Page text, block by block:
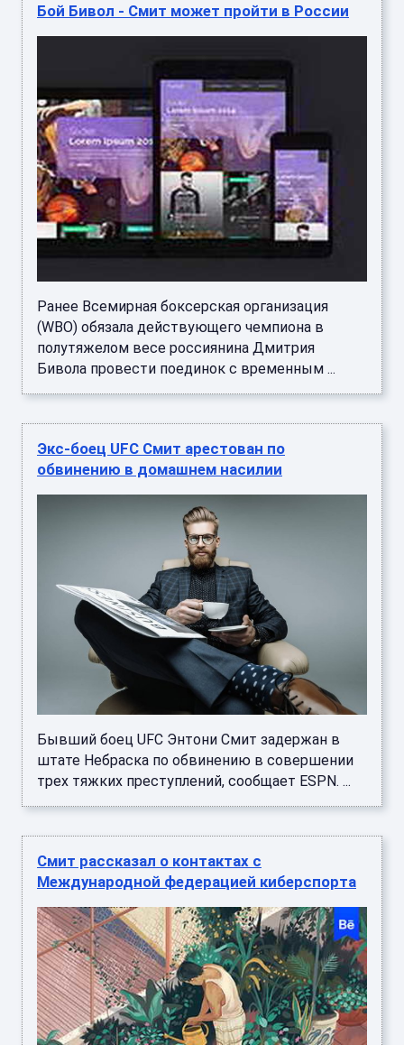
Бой Бивол - Смит может пройти в России
Ранее Всемирная боксерская организация
(WBO) обязала действующего чемпиона в
полутяжелом весе россиянина Дмитрия
Бивола провести поединок с временным ...
Экс-боец UFC Смит арестован по
обвинению в домашнем насилии
Бывший боец UFC Энтони Смит задержан в
штате Небраска по обвинению в совершении
трех тяжких преступлений, сообщает ESPN. ...
Смит рассказал о контактах с
Международной федерацией киберспорта